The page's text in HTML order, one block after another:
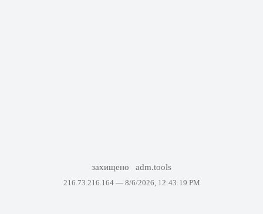
захищено adm.tools
216.73.216.164 — 8/6/2026, 12:43:19 PM